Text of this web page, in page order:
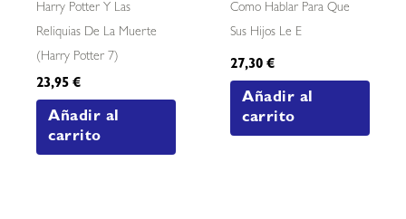
Harry Potter Y Las
Reliquias De La Muerte
(harry Potter 7)
23,95€
Añadir al
carrito
Como Hablar Para Que
Sus Hijos Le E
27,30€
Añadir al
carrito